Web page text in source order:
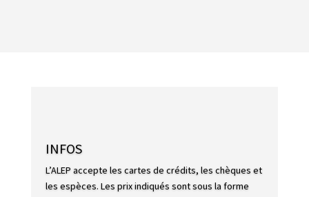
INFOS
L’ALEP accepte les cartes de crédits, les chèques et
les espèces. Les prix indiqués sont sous la forme